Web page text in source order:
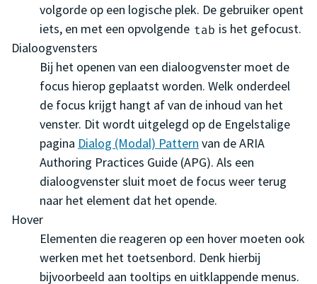
volgorde op een logische plek. De gebruiker opent
iets, en met een opvolgende tab is het gefocust.
Dialoogvensters
Bij het openen van een dialoogvenster moet de
focus hierop geplaatst worden. Welk onderdeel
de focus krijgt hangt af van de inhoud van het
venster. Dit wordt uitgelegd op de Engelstalige
pagina Dialog (Modal) Pattern van de ARIA
Authoring Practices Guide (APG). Als een
dialoogvenster sluit moet de focus weer terug
naar het element dat het opende.
Hover
Elementen die reageren op een hover moeten ook
werken met het toetsenbord. Denk hierbij
bijvoorbeeld aan tooltips en uitklappende menus.